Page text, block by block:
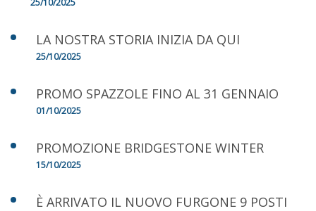
25/10/2025
LA NOSTRA STORIA INIZIA DA QUI
25/10/2025
PROMO SPAZZOLE FINO AL 31 GENNAIO
01/10/2025
PROMOZIONE BRIDGESTONE WINTER
15/10/2025
È ARRIVATO IL NUOVO FURGONE 9 POSTI